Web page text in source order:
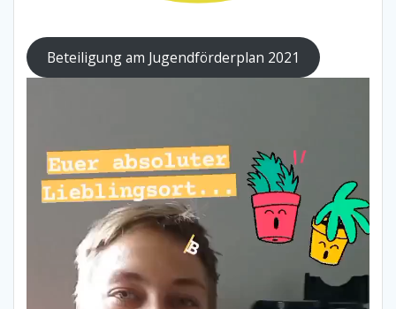
Beteiligung am Jugendförderplan 2021